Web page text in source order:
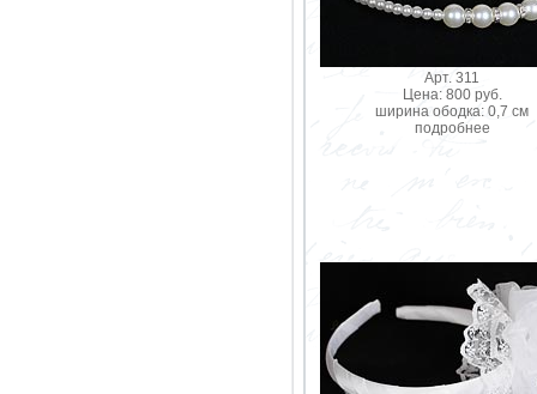
Арт. 311
Цена: 800 руб.
ширина ободка: 0,7 см
подробнее